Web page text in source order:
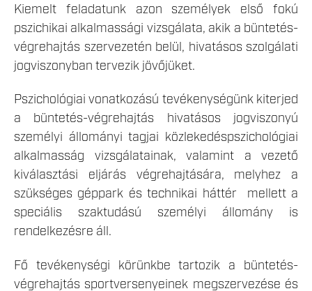
Kiemelt feladatunk azon személyek első fokú
pszichikai alkalmassági vizsgálata, akik a büntetés-
végrehajtás szervezetén belül, hivatásos szolgálati
jogviszonyban tervezik jövőjüket.
Pszichológiai vonatkozású tevékenységünk kiterjed
a büntetés-végrehajtás hivatásos jogviszonyú
személyi állományi tagjai közlekedéspszichológiai
alkalmasság vizsgálatainak, valamint a vezető
kiválasztási eljárás végrehajtására, melyhez a
szükséges géppark és technikai háttér mellett a
speciális szaktudású személyi állomány is
rendelkezésre áll.
Fő tevékenységi körünkbe tartozik a büntetés-
végrehajtás sportversenyeinek megszervezése és